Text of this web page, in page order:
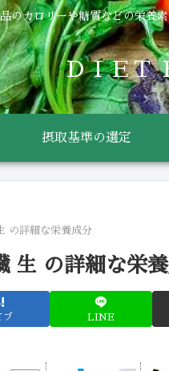
のカロリーや糖質などの栄養
ＤＩＥＴ
摂取基準の選定
の詳細な栄養成分
生 の詳細な栄
ブ LINE